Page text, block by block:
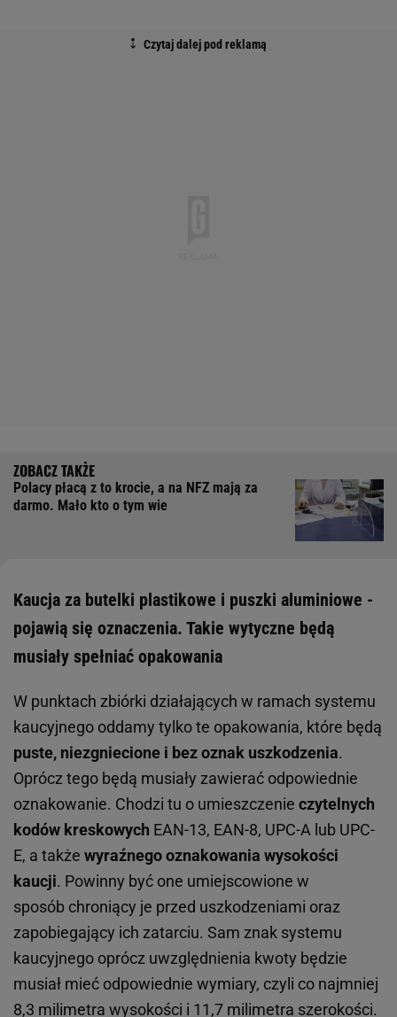
Polacy płacą z to krocie, a na NFZ mają za
darmo. Mało kto o tym wie
Kaucja za butelki plastikowe i puszki aluminiowe -
pojawią się oznaczenia. Takie wytyczne będą
musiały spełniać opakowania
W punktach zbiórki działających w ramach systemu
kaucyjnego oddamy tylko te opakowania, które będą
puste, niezgniecione i bez oznak uszkodzenia.
Oprócz tego będą musiały zawierać odpowiednie
oznakowanie. Chodzi tu o umieszczenie czytelnych
kodów kreskowych EAN-13, EAN-8, UPC-A lub UPC-
E, a także wyraźnego oznakowania wysokości
kaucji. Powinny być one umiejscowione w
sposób chroniący je przed uszkodzeniami oraz
zapobiegający ich zatarciu. Sam znak systemu
kaucyjnego oprócz uwzględnienia kwoty będzie
musiał mieć odpowiednie wymiary, czyli co najmniej
8,3 milimetra wysokości i 11,7 milimetra szerokości.